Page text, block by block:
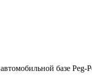
базе Peg-